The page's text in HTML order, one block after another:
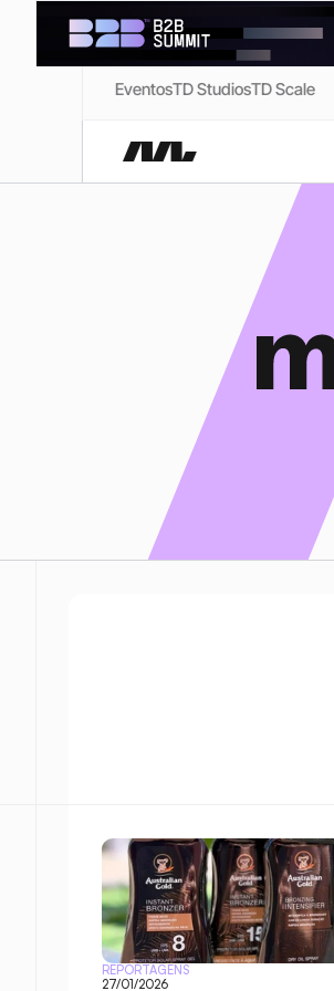
EventosTD StudiosTD Scale
REPORTAGENS
27/01/2026